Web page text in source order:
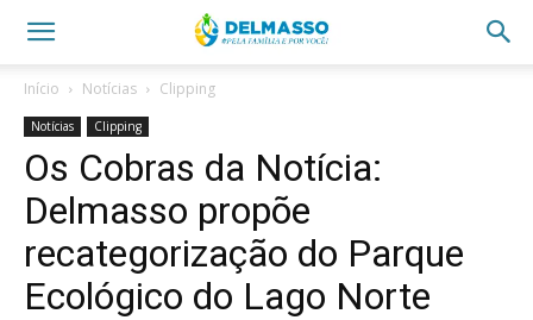
Início Notícias Clipping
Notícias Clipping
Os Cobras da Notícia:
Delmasso propõe
recategorização do Parque
Ecológico do Lago Norte